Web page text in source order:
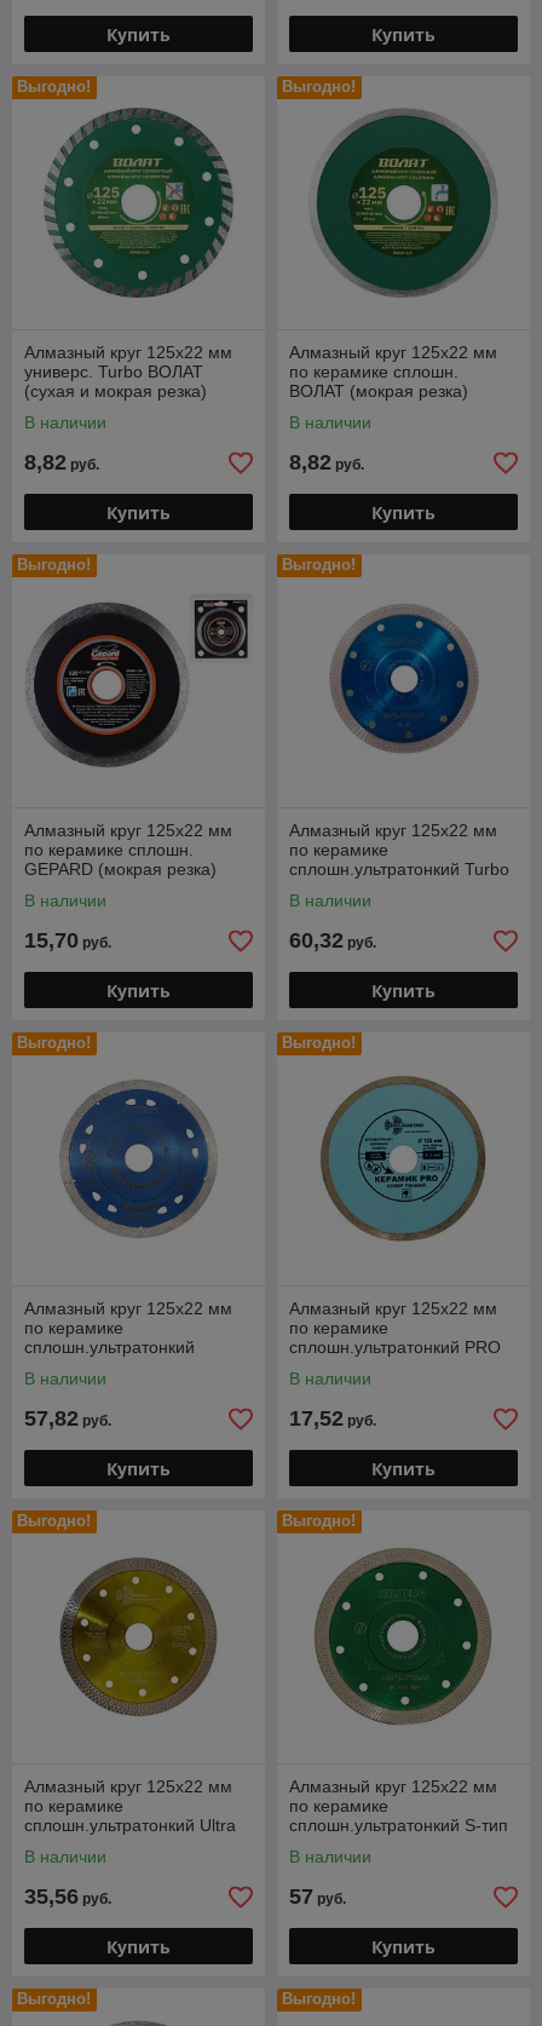
Купить Купить
Выгодно!
Алмазный круг 125х22 мм
универс. Turbo ВОЛАТ
(сухая и мокрая резка)
В наличии
8,82 руб.
Купить
Выгодно!
Алмазный круг 125х22 мм
по керамике сплошн.
ВОЛАТ (мокрая резка)
В наличии
8,82 руб.
Купить
Выгодно!
Алмазный круг 125х22 мм
по керамике сплошн.
GEPARD (мокрая резка)
В наличии
15,70 руб.
Купить
Выгодно!
Алмазный круг 125х22 мм
по керамике
сплошн.ультратонкий Turbo
В наличии
60,32 руб.
Купить
Выгодно!
Алмазный круг 125х22 мм
по керамике
сплошн.ультратонкий
В наличии
57,82 руб.
Купить
Выгодно!
Алмазный круг 125х22 мм
по керамике
сплошн.ультратонкий PRO
В наличии
17,52 руб.
Купить
Выгодно!
Алмазный круг 125х22 мм
по керамике
сплошн.ультратонкий Ultra
DIAMOND (1,2 мм)
В наличии
35,56 руб.
Купить
Выгодно!
Алмазный круг 125х22 мм
по керамике
сплошн.ультратонкий S-тип
В наличии
57 руб.
Купить
Выгодно! Выгодно!